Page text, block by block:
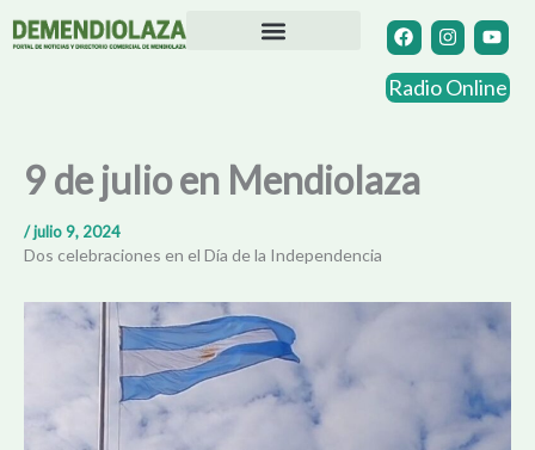
F
a
c
e
b
I
n
s
t
a
Y
o
u
t
u
Radio Online
9 de julio en Mendiolaza
/julio 9, 2024
Dos celebraciones en el Día de la Independencia